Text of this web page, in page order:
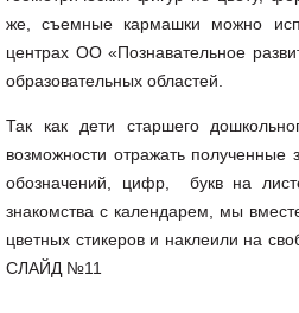
же, съемные кармашки можно
центрах ОО «Познавательное
образовательных областей.
Так как дети старшего
возможности отражать
обозначений, цифр, букв на
знакомства с календарем, мы
цветных стикеров и наклеили на
СЛАЙД №11